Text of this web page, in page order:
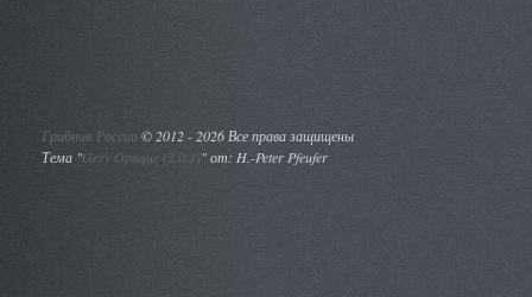
Грибник России ©2012 - 2026 Все права защищены
Тема "Grey Opaque (2.0.1)" от: H.-Peter Pfeufer